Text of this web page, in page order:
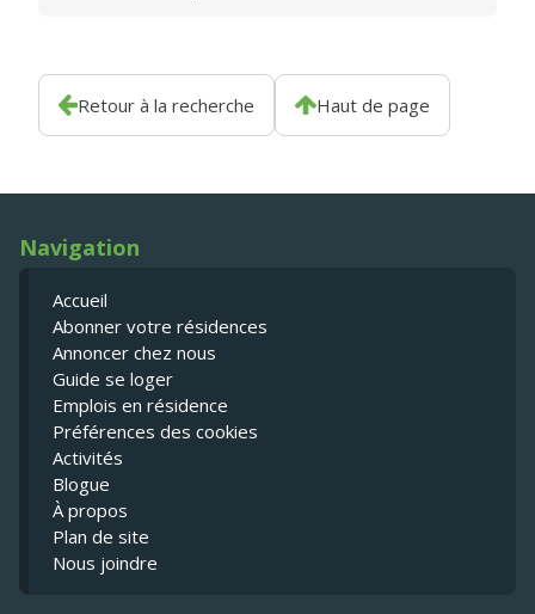
Retour à la recherche Haut de page
Navigation
Accueil
Abonner votre résidences
Annoncer chez nous
Guide se loger
Emplois en résidence
Préférences des cookies
Activités
Blogue
À propos
Plan de site
Nous joindre